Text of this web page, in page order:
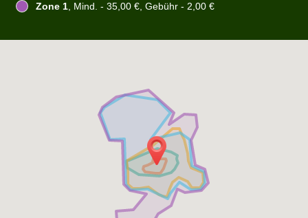
Zone 1, Mind. - 35,00 €, Gebühr - 2,00 €